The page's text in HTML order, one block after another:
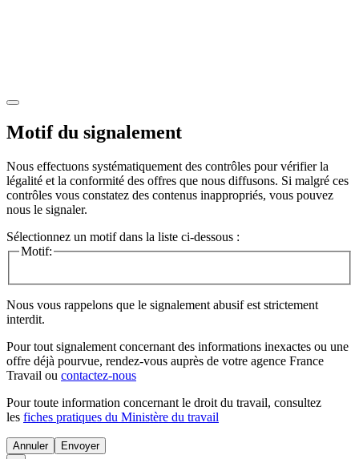
Motif du signalement
Nous effectuons systématiquement des contrôles pour vérifier la
légalité et la conformité des offres que nous diffusons. Si malgré ces
contrôles vous constatez des contenus inappropriés, vous pouvez
nous le signaler.
Sélectionnez un motif dans la liste ci-dessous :
Motif:
Nous vous rappelons que le signalement abusif est strictement
interdit.
Pour tout signalement concernant des informations inexactes ou une
offre déjà pourvue, rendez-vous auprès de votre agence France
Travail ou contactez-nous
Pour toute information concernant le droit du travail, consultez
les fiches pratiques du Ministère du travail
Annuler